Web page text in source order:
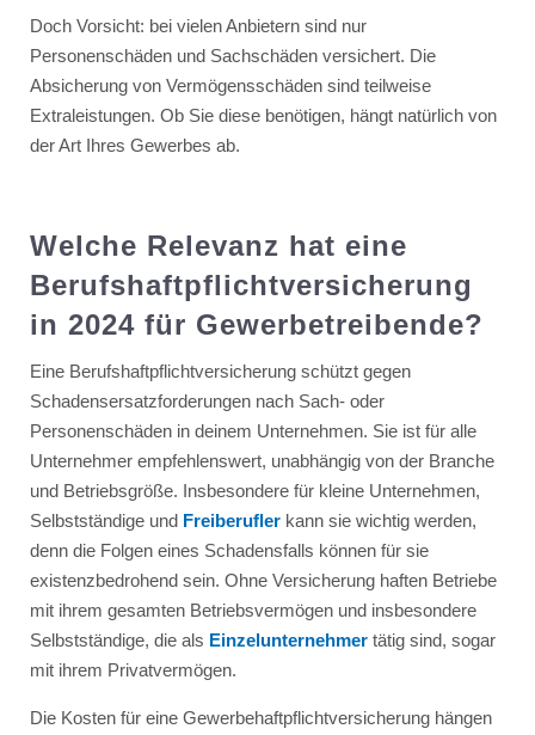
Doch Vorsicht: bei vielen Anbietern sind nur
Personenschäden und Sachschäden versichert. Die
Absicherung von Vermögensschäden sind teilweise
Extraleistungen. Ob Sie diese benötigen, hängt natürlich von
der Art Ihres Gewerbes ab.
Welche Relevanz hat eine
Berufshaftpflichtversicherung
in 2024 für Gewerbetreibende?
Eine Berufshaftpflichtversicherung schützt gegen
Schadensersatzforderungen nach Sach- oder
Personenschäden in deinem Unternehmen. Sie ist für alle
Unternehmer empfehlenswert, unabhängig von der Branche
und Betriebsgröße. Insbesondere für kleine Unternehmen,
Selbstständige und Freiberuflerkann sie wichtig werden,
denn die Folgen eines Schadensfalls können für sie
existenzbedrohend sein. Ohne Versicherung haften Betriebe
mit ihrem gesamten Betriebsvermögen und insbesondere
Selbstständige, die als Einzelunternehmertätig sind, sogar
mit ihrem Privatvermögen.
Die Kosten für eine Gewerbehaftpflichtversicherung hängen